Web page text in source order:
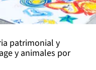
patrimonial y
y animales por